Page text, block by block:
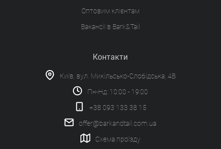
Оптовим клієнтам
Вакансії в Bark&Tail
Контакти
Київ, вул. Микільсько-Слобідська, 4В
Пн-Нд: 10:00 - 19:00
+38 093 133 38 15
offer@barkandtail.com.ua
Схема проїзду